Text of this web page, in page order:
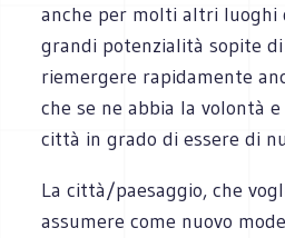
anche per molti altri luoghi
grandi potenzialità sopite di
riemergere rapidamente
che se ne abbia la volontà
città in grado di essere di
La città/paesaggio, che
assumere come nuovo